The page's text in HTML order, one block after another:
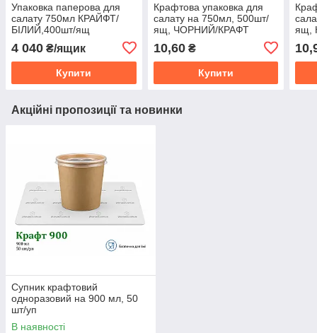
Упаковка паперова для
салату 750мл КРАЙФТ/
БІЛИЙ,400шт/ящ
4 040 ₴/ящик
Купити
Крафтова упаковка для
салату на 750мл, 500шт/
ящ, ЧОРНИЙ/КРАФТ
10,60₴
Купити
ящ,
Акційні пропозиції та новинки
Супник крафтовий
одноразовий на 900 мл, 50
шт/уп
В наявності